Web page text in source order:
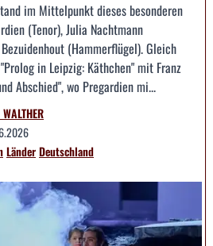
im Mittelpunkt dieses besonderen
(Tenor), Julia Nachtmann
(Hammerflügel). Gleich
in Leipzig: Käthchen" mit Franz
Abschied", wo Pregardien mi...
LänderDeutschland